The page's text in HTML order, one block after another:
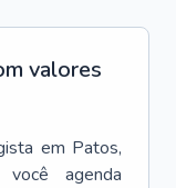
valores
em Patos,
agenda